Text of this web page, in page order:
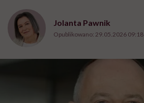
Jolanta Pawnik
Opublikowano: 29.05.2026 09:18